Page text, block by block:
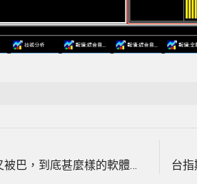
文
你的台指期當沖軟體趨勢盤做不到，盤整盤又被巴，到底甚麼樣的軟體可以盤整盤&趨勢盤均可獲利，12月6至8日模擬盤中操作影音教學。(1061208)
post: